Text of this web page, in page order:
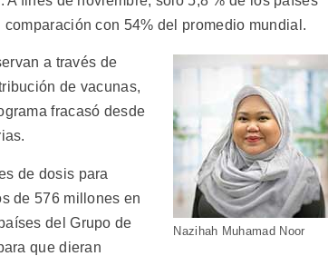
con 54% del promedio mundial.
Nazihah Muhamad Noor
a través de
de vacunas,
fracasó desde
de dosis para
de 576 millones en
del Grupo de
que dieran